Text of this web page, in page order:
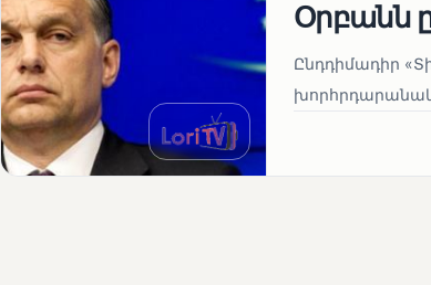
Օրբանն
Ընդդիմադիր